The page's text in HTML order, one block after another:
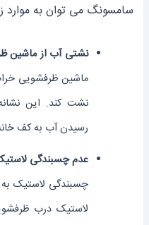
سامسونگ می توان به موارد
نشتی آب از ماشین
ماشین ظرفشویی
نشت کند. این
رسیدن آب به کف
عدم چسبندگی
چسبندگی لاستیک
لاستیک درب